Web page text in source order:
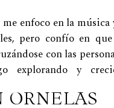
enfoco en la
pero confío en
con las
explorando y
ORNELAS